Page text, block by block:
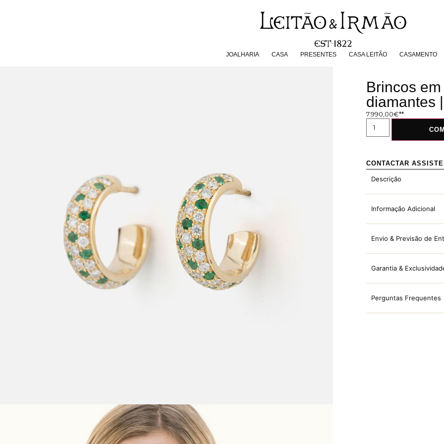
JOALHARIA CASA PRESENTES CASA LEITÃO CASAMENTO
PRESENTES CASA LEITÃO
Brincos
diamantes
7.990,00€
CONTACTAR
Descrição
Informação Adicional
Envio & Previsão de
Garantia &
Perguntas Frequentes